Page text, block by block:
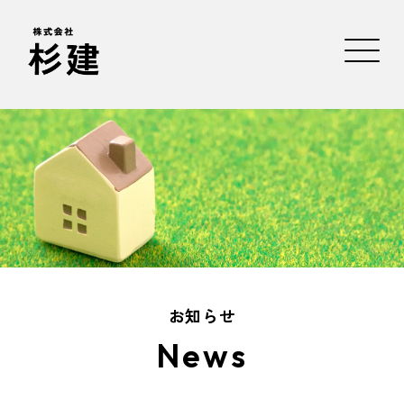
お知らせ
News